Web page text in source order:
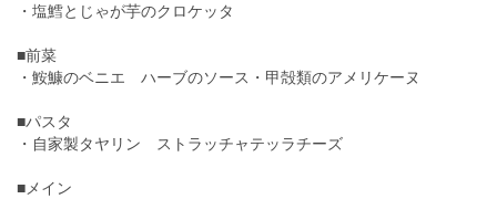
・塩鱈とじゃが芋のクロケッタ
■前菜
・鮟鱇のベニエ ハーブのソース・甲殻類のアメリケーヌ
■パスタ
・自家製タヤリン ストラッチャテッラチーズ
■メイン